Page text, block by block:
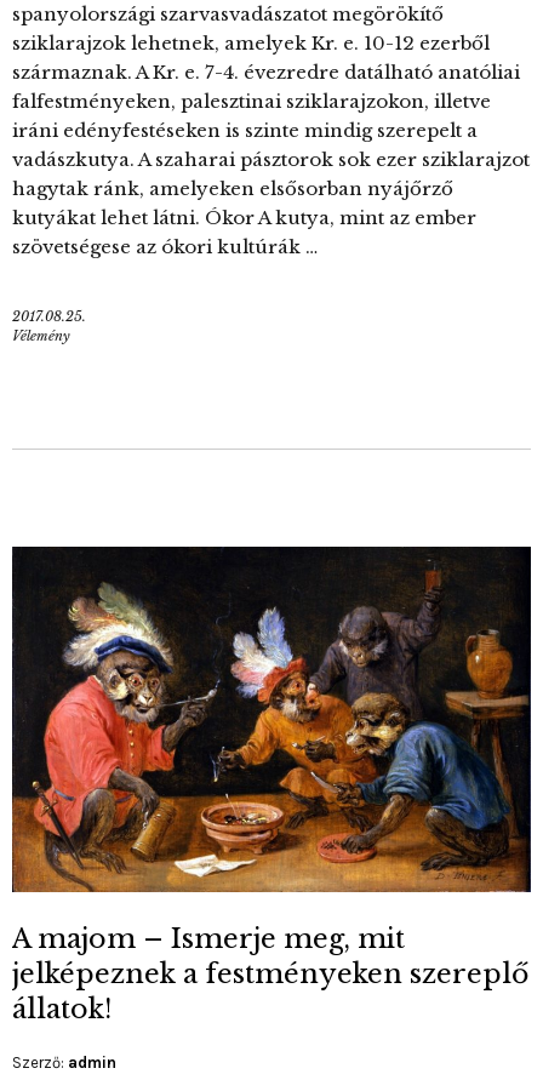
spanyolországi szarvasvadászatot megörökítő
sziklarajzok lehetnek, amelyek Kr. e. 10-12 ezerből
származnak. A Kr. e. 7-4. évezredre datálható anatóliai
falfestményeken, palesztinai sziklarajzokon, illetve
iráni edényfestéseken is szinte mindig szerepelt a
vadászkutya. A szaharai pásztorok sok ezer sziklarajzot
hagytak ránk, amelyeken elsősorban nyájőrző
kutyákat lehet látni. Ókor A kutya, mint az ember
szövetségese az ókori kultúrák …
2017.08.25.
Vélemény
A majom – Ismerje meg, mit
jelképeznek a festményeken szereplő
állatok!
Szerző: admin